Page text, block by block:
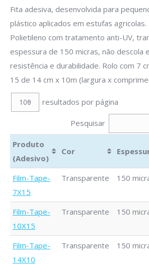
Fita adesiva, desenvolvida para
plástico aplicados em estufas agricolas.
Polietileno com tratamento anti-UV,
espessura de 150 micras, não descola
resistência e durabilidade. Rolo com 7
15 de 14 cm x 10m (largura x
resultados por página
Pesquisar
Produto
(Adesivo)
Cor
Produto
(Adesivo)
Cor
Film-Tape-
7X15
Transparente 150
Film-Tape-
10X15
Transparente 150
Film-Tape-
14X10
Transparente 150